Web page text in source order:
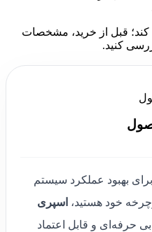
قبل از خرید، مشخصات
کنید.
بهبود عملکرد سیستم
خود هستید، اسپری
حرفه‌ای و قابل اعتماد